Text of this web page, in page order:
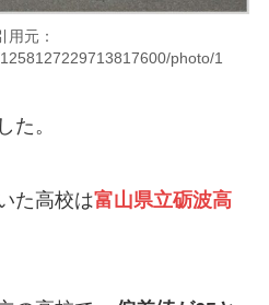
用元：
photo/1
た。
た高校は富山県立砺波高